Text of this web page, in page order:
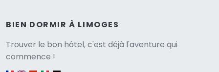
BIEN DORMIR À LIMOGES
Trouver le bon hôtel, c'est déjà l'aventure qui
commence !
English version